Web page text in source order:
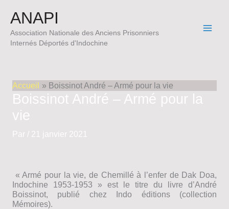
contenu
ANAPI
Association Nationale des Anciens Prisonniers
Internés Déportés d'Indochine
Accueil Boissinot André – Armé pour la vie
Boissinot André – Armé pour la
vie
Par / 21 janvier 2021
« Armé pour la vie, de Chemillé à l’enfer de Dak Doa,
Indochine 1953-1953 » est le titre du livre d’André
Boissinot, publié chez Indo éditions (collection
Mémoires).